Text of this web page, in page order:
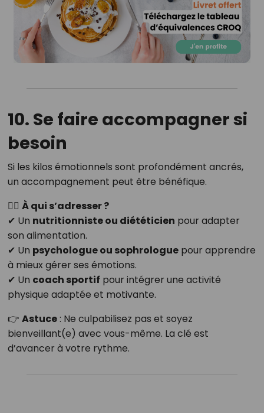
10. Se faire accompagner si
besoin
Si les kilos émotionnels sont profondément ancrés,
un accompagnement peut être bénéfique.
👩‍⚕️ À qui s’adresser ?
✔ Un nutritionniste ou diététicien pour adapter
son alimentation.
✔ Un psychologue ou sophrologuepour apprendre
à mieux gérer ses émotions.
✔ Un coach sportif pour intégrer une activité
physique adaptée et motivante.
👉 Astuce: Ne culpabilisez pas et soyez
bienveillant(e) avec vous-même. La clé est
d’avancer à votre rythme.